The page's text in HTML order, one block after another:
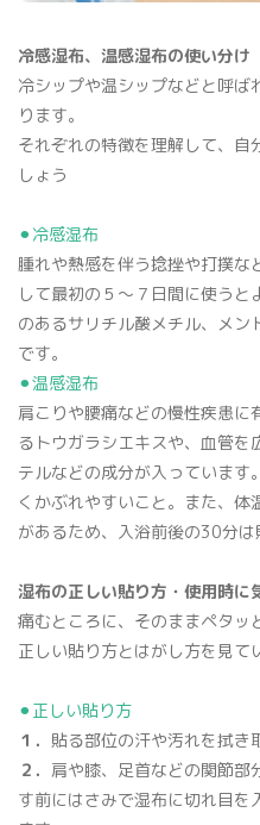
冷感湿布、温感湿布の使い分け
冷シップや温シップなどと呼ば
ります。
それぞれの特徴を理解して、自
しょう
⚫︎冷感湿布
腫れや熱感を伴う捻挫や打撲な
して最初の５～７日間に使う
のあるサリチル酸メチル、メン
です。
⚫︎温感湿布
肩こりや腰痛などの慢性疾患に
るトウガラシエキスや、血管を
テルなどの成分が入っていま
くかぶれやすいこと。また、体
があるため、入浴前後の30分は
湿布の正しい貼り方・使用時に
痛むところに、そのままペタッ
正しい貼り方とはがし方を見て
⚫︎正しい貼り方
１． 貼る部位の汗や汚れを拭き
２． 肩や膝、足首などの関節部
す前にはさみで湿布に切れ目を